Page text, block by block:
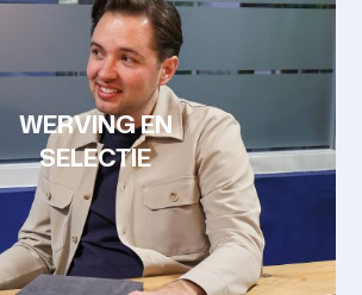
WERVING EN
SELECTIE